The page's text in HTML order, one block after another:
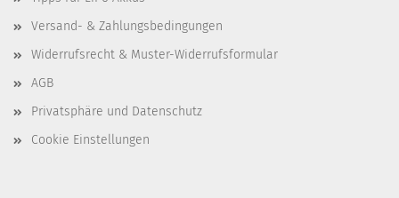
Versand- & Zahlungsbedingungen
Widerrufsrecht & Muster-Widerrufsformular
AGB
Privatsphäre und Datenschutz
Cookie Einstellungen